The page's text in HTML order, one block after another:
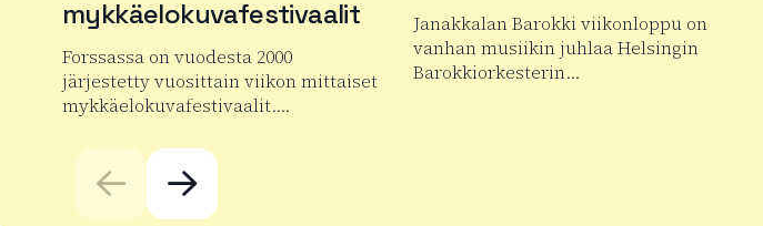
mykkäelokuvafestivaalit
Forssassa on vuodesta 2000
järjestetty vuosittain viikon mittaiset
mykkäelokuvafestivaalit….
Janakkalan Barokki viikonloppu on
vanhan musiikin juhlaa Helsingin
Barokkiorkesterin…